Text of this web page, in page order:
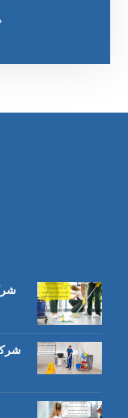
شركة
شركة